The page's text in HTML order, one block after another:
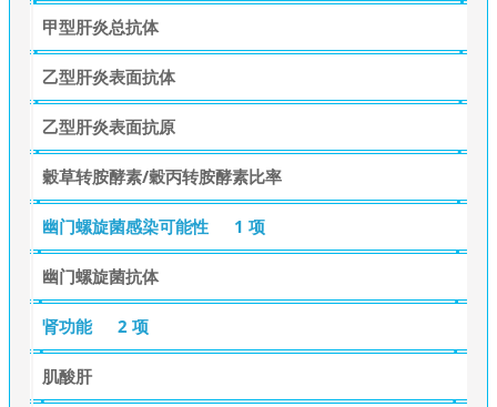
甲型肝炎总抗体
乙型肝炎表面抗体
乙型肝炎表面抗原
穀草转胺酵素/穀丙转胺酵素比率
幽门螺旋菌感染可能性 1 项
幽门螺旋菌抗体
肾功能 2 项
肌酸肝